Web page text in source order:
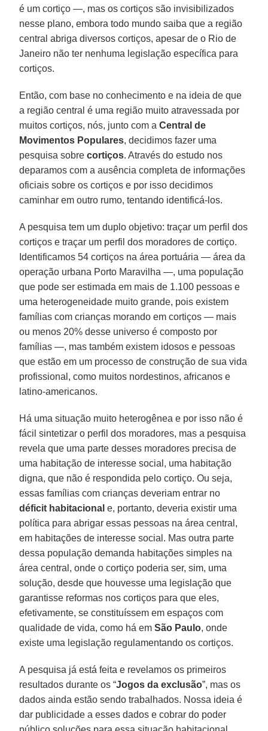
é um cortiço —, mas os cortiços são invisibilizados
nesse plano, embora todo mundo saiba que a região
central abriga diversos cortiços, apesar de o Rio de
Janeiro não ter nenhuma legislação específica para
cortiços.
Então, com base no conhecimento e na ideia de que
a região central é uma região muito atravessada por
muitos cortiços, nós, junto com aCentral de
Movimentos Populares, decidimos fazer uma
pesquisa sobrecortiços. Através do estudo nos
deparamos com a ausência completa de informações
oficiais sobre os cortiços e por isso decidimos
caminhar em outro rumo, tentando identificá-los.
A pesquisa tem um duplo objetivo: traçar um perfil dos
cortiços e traçar um perfil dos moradores de cortiço.
Identificamos 54 cortiços na área portuária — área da
operação urbana Porto Maravilha —, uma população
que pode ser estimada em mais de 1.100 pessoas e
uma heterogeneidade muito grande, pois existem
famílias com crianças morando em cortiços — mais
ou menos 20% desse universo é composto por
famílias —, mas também existem idosos e pessoas
que estão em um processo de construção de sua vida
profissional, como muitos nordestinos, africanos e
latino-americanos.
Há uma situação muito heterogênea e por isso não é
fácil sintetizar o perfil dos moradores, mas a pesquisa
revela que uma parte desses moradores precisa de
uma habitação de interesse social, uma habitação
digna, que não é respondida pelo cortiço. Ou seja,
essas famílias com crianças deveriam entrar no
déficit habitacional e, portanto, deveria existir uma
política para abrigar essas pessoas na área central,
em habitações de interesse social. Mas outra parte
dessa população demanda habitações simples na
área central, onde o cortiço poderia ser, sim, uma
solução, desde que houvesse uma legislação que
garantisse reformas nos cortiços para que eles,
efetivamente, se constituíssem em espaços com
qualidade de vida, como há emSão Paulo, onde
existe uma legislação regulamentando os cortiços.
A pesquisa já está feita e revelamos os primeiros
resultados durante os “Jogos da exclusão”, mas os
dados ainda estão sendo trabalhados. Nossa ideia é
dar publicidade a esses dados e cobrar do poder